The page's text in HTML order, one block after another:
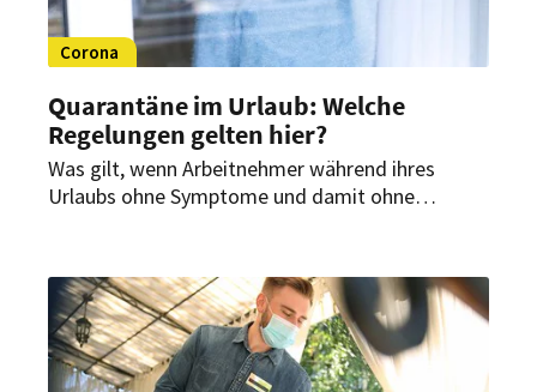
Corona
Quarantäne im Urlaub: Welche
Regelungen gelten hier?
Was gilt, wenn Arbeitnehmer während ihres
Urlaubs ohne Symptome und damit ohne
verloren, oder müssen sie vom Arbeitgeber
gutgeschrieben werden? Diese strittige Frage ist
nun beim höchsten deutschen Arbeitsgericht in
Erfurt gelandet und wird heute behandelt.